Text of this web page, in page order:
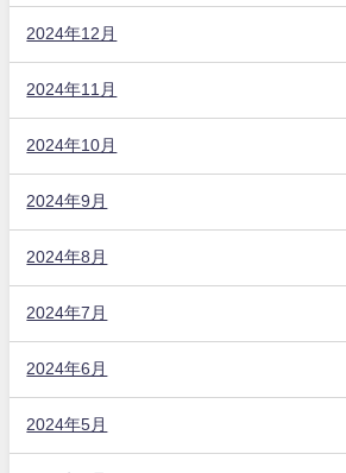
2024年12月
2024年11月
2024年10月
2024年9月
2024年8月
2024年7月
2024年6月
2024年5月